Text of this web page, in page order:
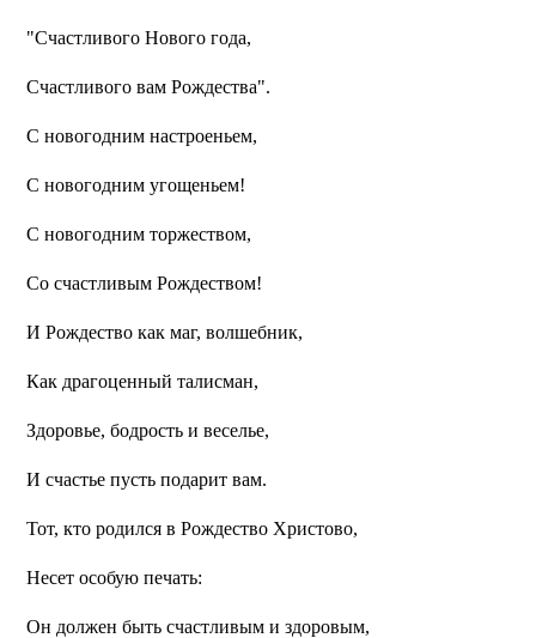
"Счастливого Нового года,
Счастливого вам Рождества".
С новогодним настроеньем,
С новогодним угощеньем!
С новогодним торжеством,
Со счастливым Рождеством!
И Рождество как маг, волшебник,
Как драгоценный талисман,
Здоровье, бодрость и веселье,
И счастье пусть подарит вам.
Тот, кто родился в Рождество Христово,
Несет особую печать:
Он должен быть счастливым и здоровым,